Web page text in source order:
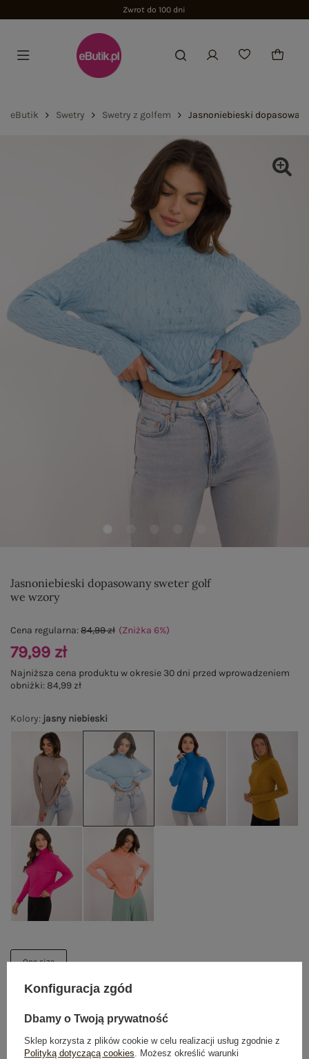
Zwrot do 100 dni
eButik Swetry Swetry z golfem Jasnoniebieski
Jasnoniebieski dopasowany sweter golf
we wzory
Kolory: jasny niebieski
One size
Cena regularna:84,99 zł (Zniżka 6%)
79,99 zł
Najniższa cena produktu w okresie 30 dni przed wprowadzeniem
obniżki: 84,99 zł
Możesz kupić także poprzez:
Konfiguracja zgód
Dbamy o Twoją prywatność
Sklep korzysta z plików cookie w celu realizacji usług zgodnie z
Polityką dotyczącą cookies . Możesz określić warunki